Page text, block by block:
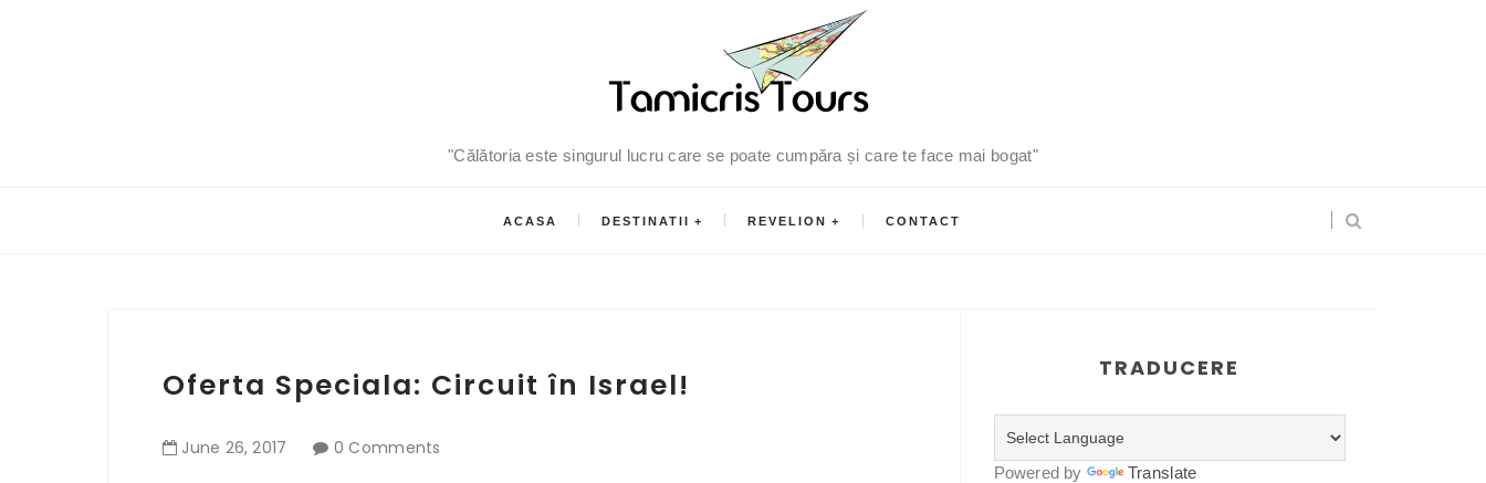
"Călătoria este singurul lucru care se poate cumpăra și care te face mai bogat"
ACASA DESTINATII REVELION CONTACT
Oferta Speciala: Circuit în Israel!
June 26,2017 0 Comments
TRADUCERE
Powered by Translate